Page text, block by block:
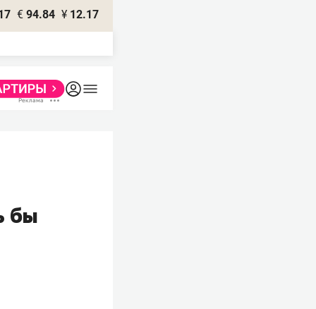
€ 94.84 ¥ 12.17
бы